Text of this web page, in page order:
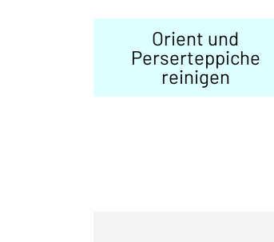
Orient und
Perserteppiche
reinigen